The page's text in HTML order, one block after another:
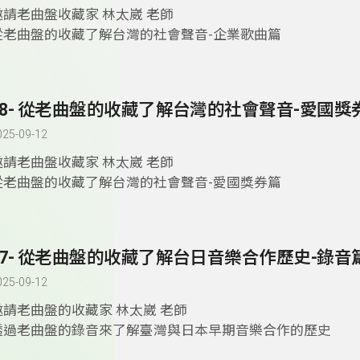
請老曲盤收藏家 林太崴 老師
老曲盤的收藏了解台灣的社會聲音-企業歌曲篇
從老曲盤的收藏了解台灣的社會聲音-愛國獎
09-12
請老曲盤收藏家 林太崴 老師
老曲盤的收藏了解台灣的社會聲音-愛國獎券篇
從老曲盤的收藏了解台日音樂合作歷史-錄音
09-12
請老曲盤的收藏家 林太崴 老師
過老曲盤的錄音來了解臺灣與日本早期音樂合作的歷史